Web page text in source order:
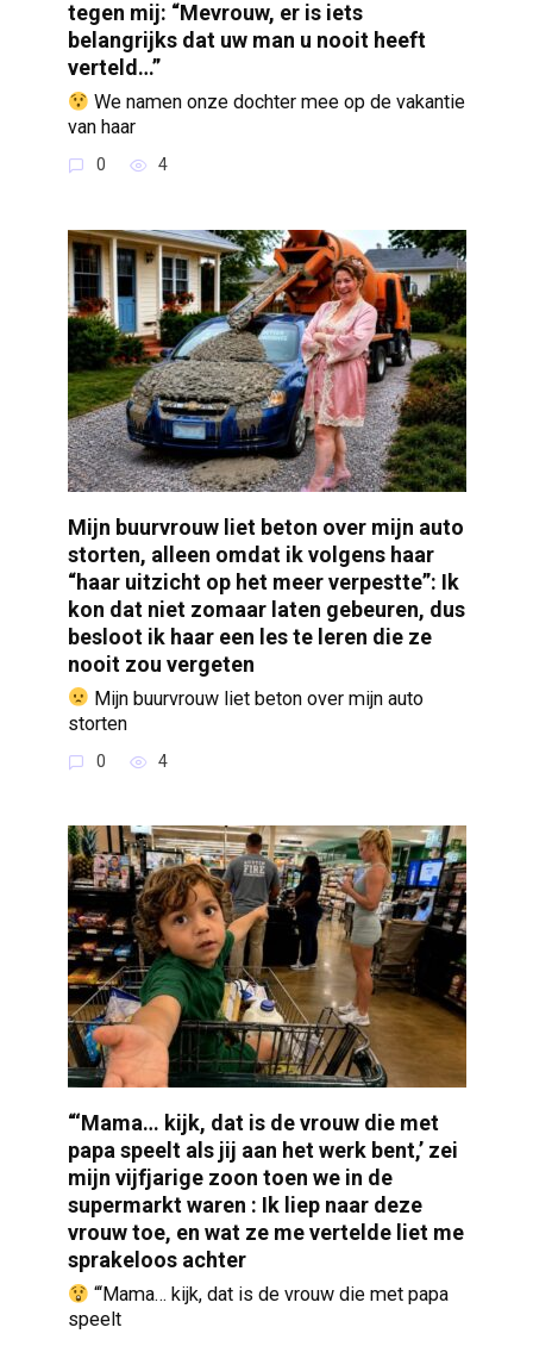
tegen mij: “Mevrouw, er is iets
belangrijks dat uw man u nooit heeft
verteld…”
We namen onze dochter mee op de vakantie
van haar
0 4
Mijn buurvrouw liet beton over mijn auto
storten, alleen omdat ik volgens haar
“haar uitzicht op het meer verpestte”: Ik
kon dat niet zomaar laten gebeuren, dus
besloot ik haar een les te leren die ze
nooit zou vergeten
Mijn buurvrouw liet beton over mijn auto
storten
0 4
“‘Mama… kijk, dat is de vrouw die met
papa speelt als jij aan het werk bent,’ zei
mijn vijfjarige zoon toen we in de
supermarkt waren : Ik liep naar deze
vrouw toe, en wat ze me vertelde liet me
sprakeloos achter
“‘Mama… kijk, dat is de vrouw die met papa
speelt